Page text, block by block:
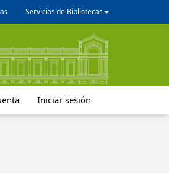
Servicios de Bibliotecas
Iniciar sesión